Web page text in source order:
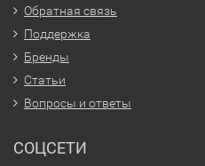
Обратная связь
Поддержка
Бренды
Статьи
Вопросы и ответы
СОЦСЕТИ